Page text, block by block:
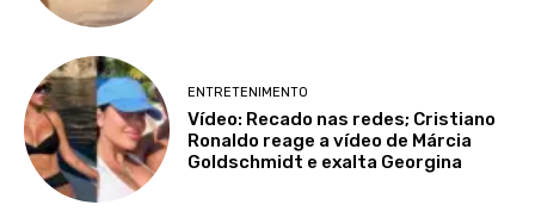
ENTRETENIMENTO
Vídeo: Recado nas redes; Cristiano
Ronaldo reage a vídeo de Márcia
Goldschmidt e exalta Georgina